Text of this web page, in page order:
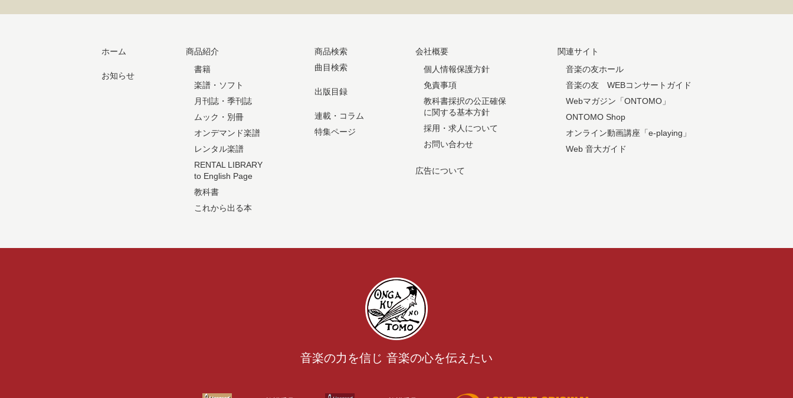
ホーム
お知らせ
商品紹介
書籍
楽譜・ソフト
月刊誌・季刊誌
ムック・別冊
オンデマンド楽譜
レンタル楽譜
RENTAL LIBRARY
to English Page
教科書
これから出る本
商品検索
曲目検索
出版目録
連載・コラム
特集ページ
会社概要
個人情報保護方針
免責事項
教科書採択の公正確保
に関する基本方針
採用・求人について
お問い合わせ
広告について
関連サイト
音楽の友ホール
音楽の友 WEBコンサートガイド
Webマガジン「ONTOMO」
ONTOMO Shop
オンライン動画講座「e-playing」
Web 音大ガイド
音楽の力を信じ 音楽の心を伝えたい